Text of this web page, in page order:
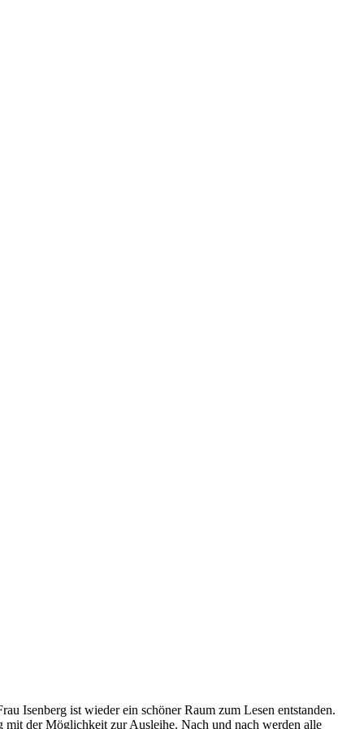
Isenberg ist wieder ein schöner Raum zum Lesen entstanden.
der Möglichkeit zur Ausleihe. Nach und nach werden alle